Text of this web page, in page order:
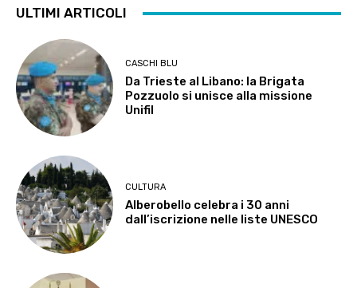
ULTIMI ARTICOLI
CASCHI BLU
Da Trieste al Libano: la Brigata
Pozzuolo si unisce alla missione
Unifil
CULTURA
Alberobello celebra i 30 anni
dall’iscrizione nelle liste UNESCO